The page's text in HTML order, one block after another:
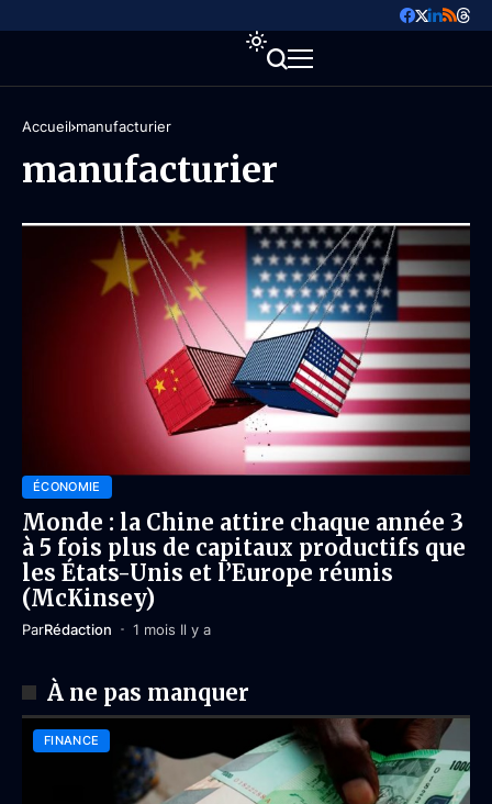
Accueil manufacturier
manufacturier
ÉCONOMIE
Monde : la Chine attire chaque année 3
à 5 fois plus de capitaux productifs que
les États-Unis et l’Europe réunis
(McKinsey)
ParRédaction 1 mois Il y a
À ne pas manquer
FINANCE